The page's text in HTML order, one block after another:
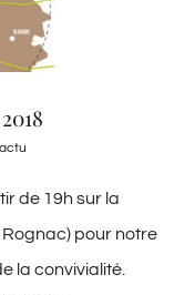
de 19h sur la
pour notre
la convivialité.